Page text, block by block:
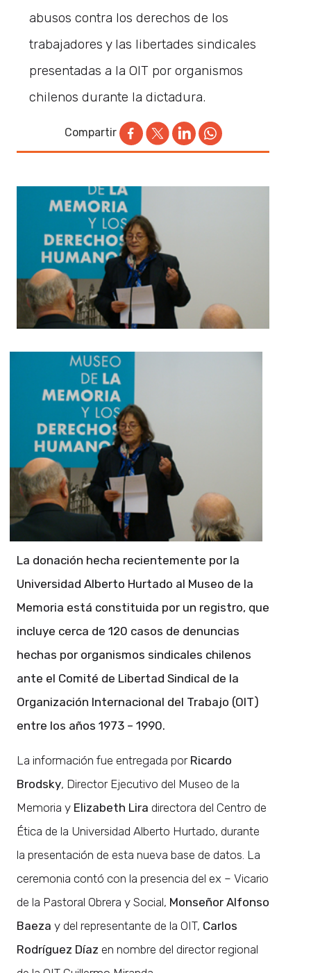
abusos contra los derechos de los
trabajadores y las libertades sindicales
presentadas a la OIT por organismos
chilenos durante la dictadura.
Compartir
La donación hecha recientemente por la
Universidad Alberto Hurtado al Museo de la
Memoria está constituida por un registro, que
incluye cerca de 120 casos de denuncias
hechas por organismos sindicales chilenos
ante el Comité de Libertad Sindical de la
Organización Internacional del Trabajo (OIT)
entre los años 1973 – 1990.
La información fue entregada por Ricardo
Brodsky, Director Ejecutivo del Museo de la
Memoria y Elizabeth Lira directora del Centro de
Ética de la Universidad Alberto Hurtado, durante
la presentación de esta nueva base de datos. La
ceremonia contó con la presencia del ex – Vicario
de la Pastoral Obrera y Social, Monseñor Alfonso
Baeza y del representante de la OIT, Carlos
Rodríguez Díaz en nombre del director regional